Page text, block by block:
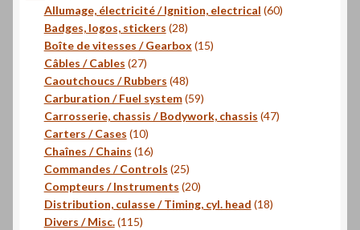
produits
Allumage, électricité / Ignition, electrical 6060
Badges, logos, stickers 2828
produits
Boîte de vitesses / Gearbox 1515
Câbles / Cables 2727
produits
Caoutchoucs / Rubbers 4848
produits
Carburation / Fuel system 5959
produits
Carrosserie, chassis / Bodywork, chassis 4747
Carters / Cases 1010
produits
Chaînes / Chains 1616
produits
Commandes / Controls 2525
produits
Compteurs / Instruments 2020
produits
Distribution, culasse / Timing, cyl. head 1818
Divers / Misc. 115115